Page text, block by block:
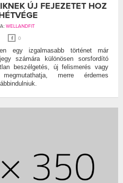
ÚJ FEJEZETET HOZ
WELLANDFIT
0
egy izgalmasabb történet már
számára különösen sorsfordító
beszélgetés, új felismerés vagy
merre érdemes